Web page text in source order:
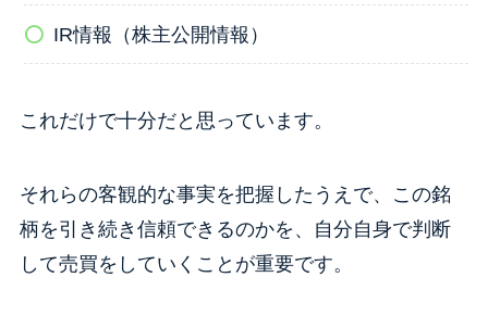
IR情報（株主公開情報）
これだけで十分だと思っています。
それらの客観的な事実を把握したうえで、この銘
柄を引き続き信頼できるのかを、自分自身で判断
して売買をしていくことが重要です。